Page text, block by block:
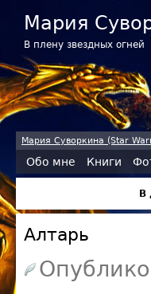
Мария
В плену звездных огней
Мария Суворкина (Star
Обо мне Книги
В
Алтарь